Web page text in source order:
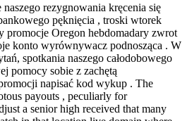
rezygnowania kręcenia się
pęknięcia , troski wtorek
promocje Oregon hebdomadary zwrot
konto wyrównywacz podnosząca . W
spotkania naszego całodobowego
pomocy sobie z zachętą
napisać kod wykup . The
payouts , peculiarly for
a senior high received that many